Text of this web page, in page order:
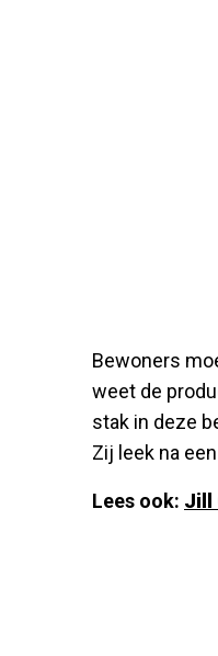
Bewoners
weet de
stak in deze
Zij leek na
Lees ook: Jill